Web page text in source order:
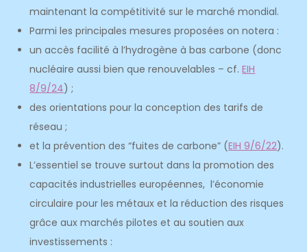
maintenant la compétitivité sur le marché mondial.
Parmi les principales mesures proposées on notera :
un accès facilité à l’hydrogène à bas carbone (donc
nucléaire aussi bien que renouvelables – cf.EIH
8/9/24) ;
des orientations pour la conception des tarifs de
réseau ;
et la prévention des “fuites de carbone” (EIH 9/6/22).
L’essentiel se trouve surtout dans la promotion des
capacités industrielles européennes, l’économie
circulaire pour les métaux et la réduction des risques
grâce aux marchés pilotes et au soutien aux
investissements :